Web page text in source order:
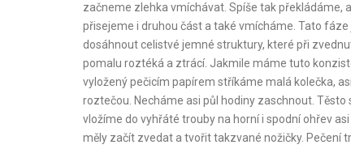
začneme zlehka vmíchávat. Spíše tak překládáme,
přisejeme i druhou část a také vmícháme. Tato
dosáhnout celistvé jemné struktury, které při
pomalu roztéká a ztrácí. Jakmile máme tuto
vyložený pečicím papírem stříkáme malá kolečka,
roztečou. Necháme asi půl hodiny zaschnout.
vložíme do vyhřáté trouby na horní i spodní ohřev
měly začít zvedat a tvořit takzvané nožičky. Pečení